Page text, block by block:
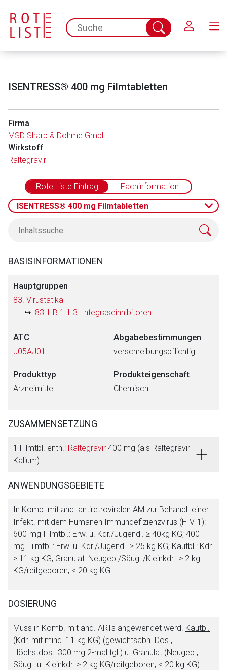
spc.search.input.placeholder
Suche
abschicken
ISENTRESS® 400 mg Filmtabletten
Firma
MSD Sharp & Dohme GmbH
Wirkstoff
Raltegravir
Rote Liste Eintrag Fachinformation
ISENTRESS® 400 mg Filmtabletten
BASISINFORMATIONEN
Hauptgruppen
83. Virustatika
83.1.B.1.1.3. Integraseinhibitoren
ATC
J05AJ01
Abgabebestimmungen
verschreibungspflichtig
Produkttyp
Arzneimittel
Produkteigenschaft
Chemisch
ZUSAMMENSETZUNG
1 Filmtbl. enth.: Raltegravir 400 mg (als Raltegravir-
Kalium)
ANWENDUNGSGEBIETE
In Komb. mit and. antiretroviralen AM zur Behandl. einer
Infekt. mit dem Humanen Immundefizienzvirus (HIV-1):
600-mg-Filmtbl.: Erw. u. Kdr./Jugendl. ≥ 40kg KG; 400-
mg-Filmtbl.: Erw. u. Kdr./Jugendl. ≥ 25 kg KG; Kautbl.: Kdr.
≥ 11 kg KG; Granulat: Neugeb./Säugl./Kleinkdr.: ≥ 2 kg
KG/reifgeboren, < 20 kg KG.
DOSIERUNG
Muss in Komb. mit and. ARTs angewendet werd. Kautbl.
(Kdr. mit mind. 11 kg KG) (gewichtsabh. Dos.,
Höchstdos.: 300 mg 2-mal tgl.) u. Granulat (Neugeb.,
Säugl. u. Kleinkdr. ≥ 2 kg KG/reifgeboren, < 20 kg KG)